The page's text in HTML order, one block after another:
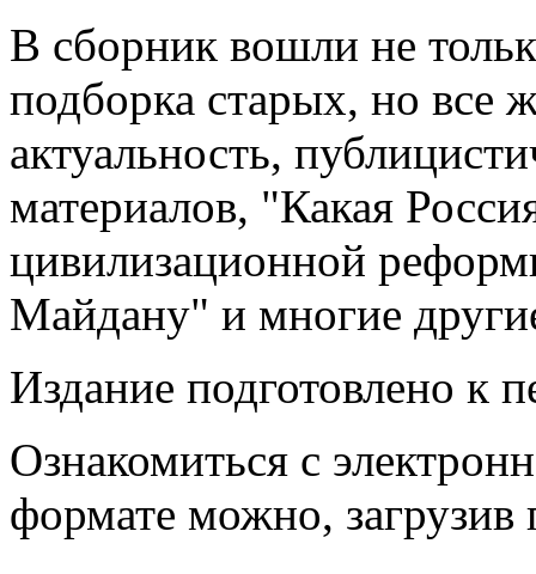
В сборник вошли не
подборка старых, но все
актуальность,
материалов, "Какая
цивилизационной
Майдану" и многие
Издание подготовлено к
Ознакомиться с
формате можно,